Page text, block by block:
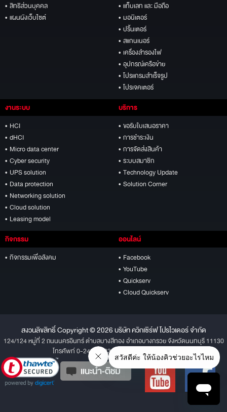
• สิทธิส่วนบุคคล
• แผนผังเว็บไซต์
• แท็บเลท และ มือถือ
• มอนิเตอร์
• ปริ้นเตอร์
• สแกนเนอร์
• เครื่องสำรองไฟ
• อุปกรณ์เครือข่าย
• โปรแกรมสำเร็จรูป
• โปรเจคเตอร์
งานระบบ
• HCI
• dHCI
• Micro data center
• Cyber security
• UPS solution
• Data protection
• Networking solution
• Cloud solution
• Leasing model
บริการ
• ขอรับใบเสนอราคา
• การชำระเงิน
• การจัดส่งสินค้า
• ระบบสมาชิก
• Technology Update
• Solution Corner
กิจกรรม
• กิจกรรมเพื่อสังคม
ออนไลน์
• Facebook
• YouTube
• Quickserv
• Cloud Quickserv
สงวนลิขสิทธิ์ Copyright © 2026 บริษัท ควิกเซิร์ฟ โปรไวเดอร์ จำกัด
124/124 หมู่ที่ 2 ถนนนครอินทร์ ตำบลบางสีทอง อำเภอบางกรวย จังหวัดนนทบุรี 11130
โทรศัพท์ 0-2496-1234 โทรสาร 0-2496-1001